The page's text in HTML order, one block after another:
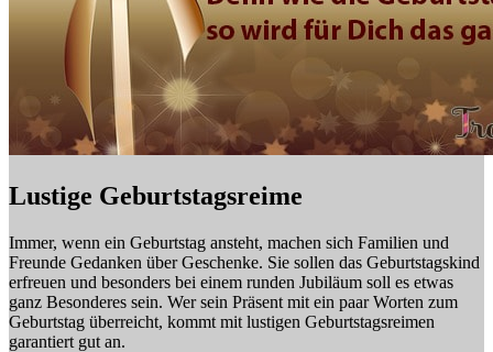
Lustige Geburtstagsreime
Immer, wenn ein Geburtstag ansteht, machen sich Familien und
Freunde Gedanken über Geschenke. Sie sollen das Geburtstagskind
erfreuen und besonders bei einem runden Jubiläum soll es etwas
ganz Besonderes sein. Wer sein Präsent mit ein paar Worten zum
Geburtstag überreicht, kommt mit lustigen Geburtstagsreimen
garantiert gut an.